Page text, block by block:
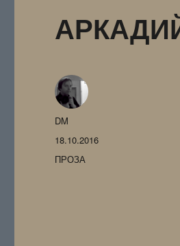
Автор
DM
Опубликовано
18.10.2016
Рубрики
ПРОЗА